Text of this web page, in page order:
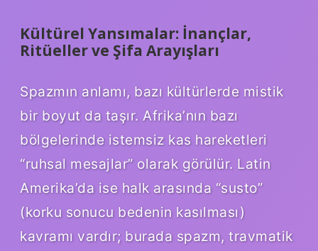
Kültürel Yansımalar: İnançlar,
Ritüeller ve Şifa Arayışları
Spazmın anlamı, bazı kültürlerde mistik
bir boyut da taşır. Afrika’nın bazı
bölgelerinde istemsiz kas hareketleri
“ruhsal mesajlar” olarak görülür. Latin
Amerika’da ise halk arasında “susto”
(korku sonucu bedenin kasılması)
kavramı vardır; burada spazm, travmatik